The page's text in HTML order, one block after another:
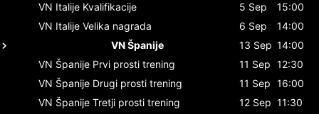
VN Italije Kvalifikacije 5 Sep
15:00
VN Italije Velika nagrada 6 Sep
14:00
VN Španije
13 Sep 14:00
VN Španije Prvi prosti trening 11 Sep 12:30
VN Španije Drugi prosti trening 11 Sep 16:00
VN Španije Tretji prosti trening 12 Sep 11:30